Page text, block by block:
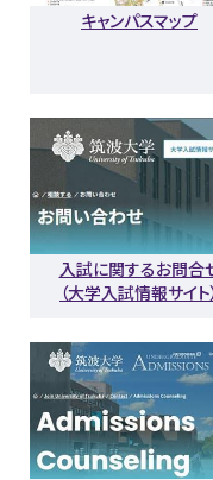
キャンパスマップ
入試に関するお問合
（大学入試情報サイト